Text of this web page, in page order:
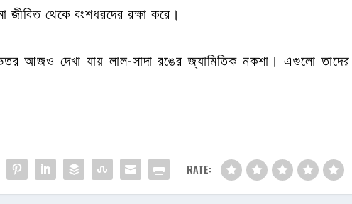
থেকে বংশধরদের রক্ষা করে।
আজও দেখা যায় লাল-সাদা রঙের জ্যামিতিক নকশা। এগুলো
RATE: